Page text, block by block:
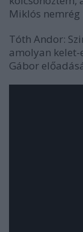
Miklós
Tóth Andor:
amolyan
Gábor